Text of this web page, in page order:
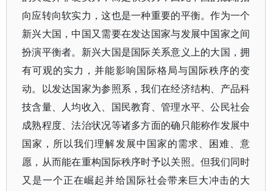
向应转向软实力，这也是一种重要的平衡。作为一个
新兴大国，中国又需要在发达国家与发展中国家之间
扮演平衡者。新兴大国是国际关系意义上的大国，拥
有可观的实力，并能影响国际格局与国际秩序的变
动。以发达国家为参照系，我们在经济结构、产品科
技含量、人均收入、国民教育、管理水平、公民社会
成熟程度、法治状况等诸多方面的确只能称作发展中
国家，所以我们理解发展中国家的需求、困难、意
愿，从而能在重构国际秩序时予以关照。但我们同时
又是一个正在崛起并给国际社会带来巨大冲击的大